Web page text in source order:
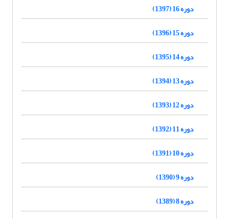
دوره 16 (1397)
دوره 15 (1396)
دوره 14 (1395)
دوره 13 (1394)
دوره 12 (1393)
دوره 11 (1392)
دوره 10 (1391)
دوره 9 (1390)
دوره 8 (1389)